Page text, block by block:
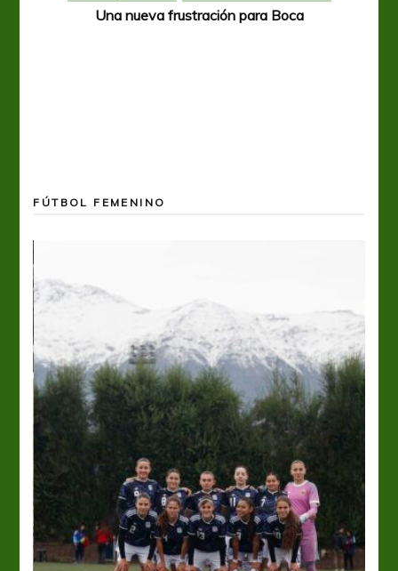
Una nueva frustración para Boca
FÚTBOL FEMENINO